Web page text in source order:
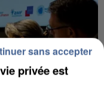
privée est
sans accepter